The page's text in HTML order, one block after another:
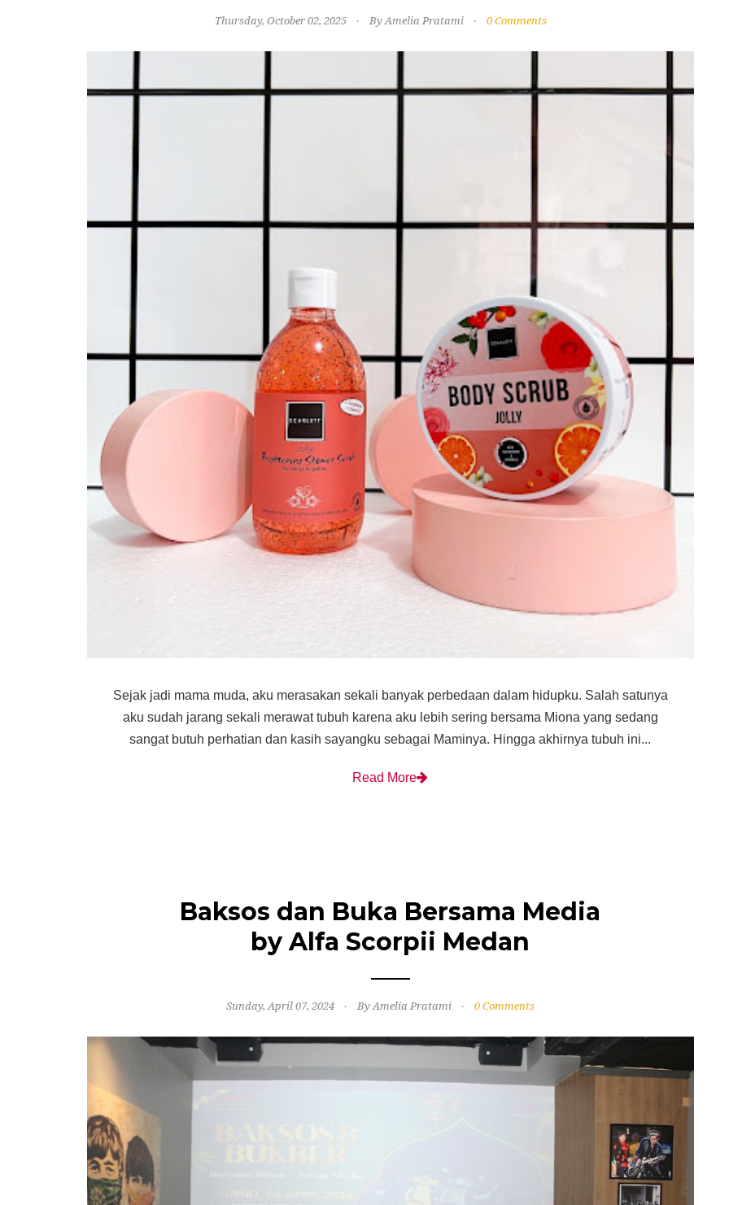
Thursday, October 02, 2025 By Amelia Pratami 0 Comments
Sejak jadi mama muda, aku merasakan sekali banyak perbedaan dalam hidupku. Salah satunya
aku sudah jarang sekali merawat tubuh karena aku lebih sering bersama Miona yang sedang
sangat butuh perhatian dan kasih sayangku sebagai Maminya. Hingga akhirnya tubuh ini...
Read More
Baksos dan Buka Bersama Media
by Alfa Scorpii Medan
Sunday, April 07, 2024 By Amelia Pratami 0 Comments